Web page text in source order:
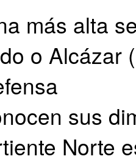
más alta
o Alcázar
sus
Norte